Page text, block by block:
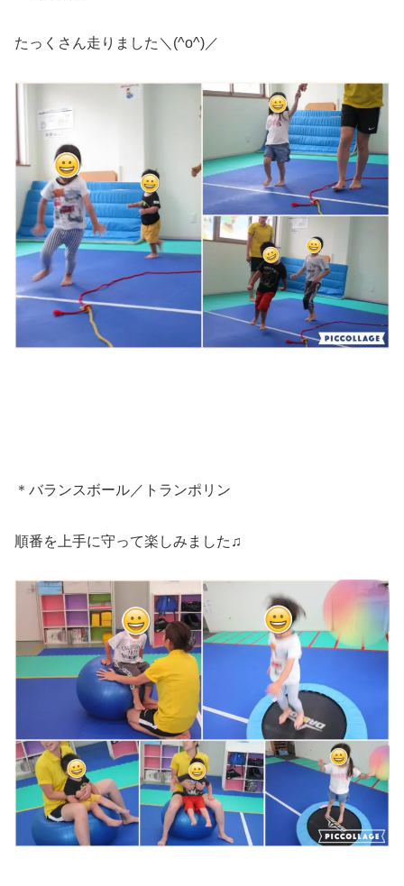
たっくさん走りました＼(^o^)／
＊バランスボール／トランポリン
順番を上手に守って楽しみました♫